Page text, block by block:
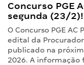
Concurso PGE
segunda (23/2)!
O Concurso PGE
edital da
publicado na
2026. A informação